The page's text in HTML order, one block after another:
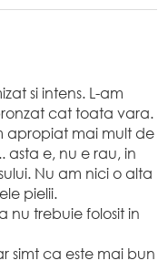
si intens. L-am
cat toata vara.
apropiat mai mult de
asta e, nu e rau, in
Nu am nici o alta
pielii.
nu trebuie folosit in
simt ca este mai bun